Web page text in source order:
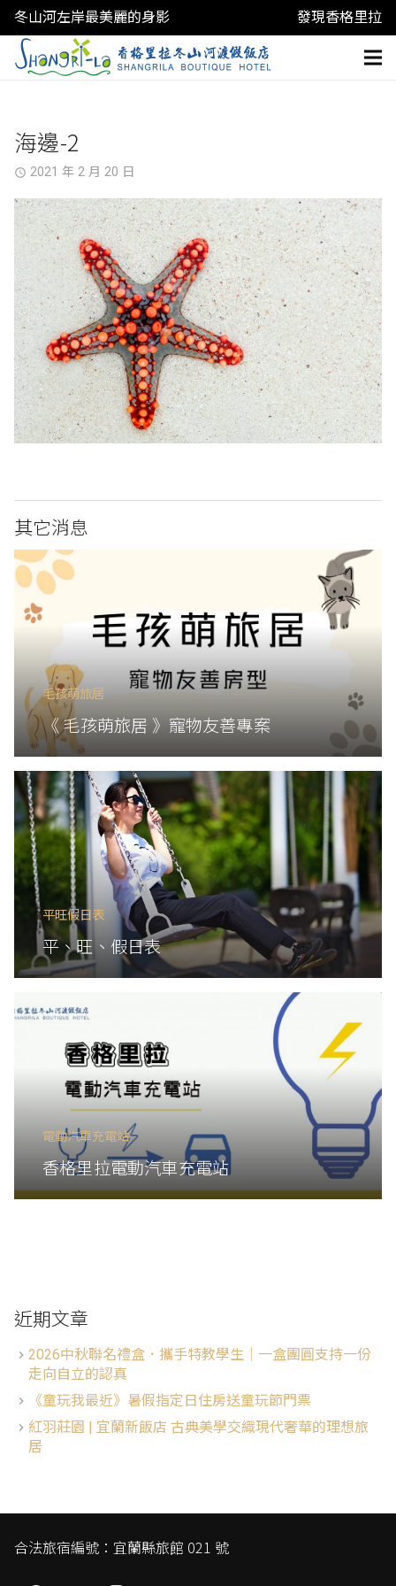
冬山河左岸最美麗的身影 發現香格里拉
海邊-2
access_time 2021 年 2 月 20 日
其它消息
毛孩萌旅居
《 毛孩萌旅居 》寵物友善專案
平旺假日表
平、旺、假日表
電動汽車充電站
香格里拉電動汽車充電站
近期文章
2026中秋聯名禮盒．攜手特教學生│一盒團圓支持一份
走向自立的認真
《童玩我最近》暑假指定日住房送童玩節門票
紅羽莊園 | 宜蘭新飯店 古典美學交織現代奢華的理想旅
居
合法旅宿編號：宜蘭縣旅館 021 號